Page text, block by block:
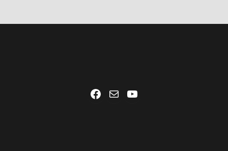
Facebook
Mail